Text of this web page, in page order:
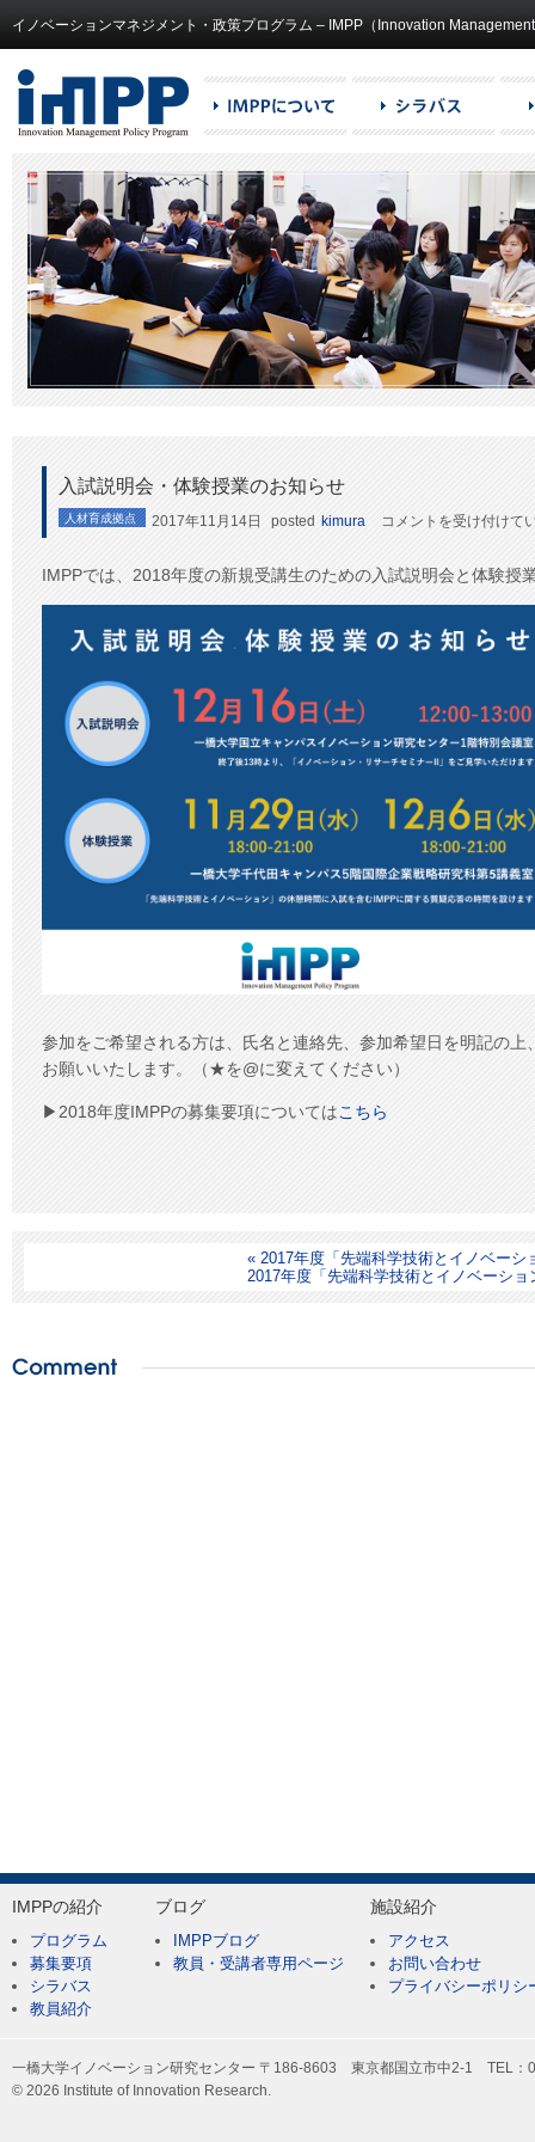
イノベーションマネジメント・政策プログラム – IMPP（Innovation
入試説明会・体験授業のお知らせ
人材育成拠点 2017年11月14日 posted kimura
入
明
会・
験
せ
コメントを受け付けて
IMPPでは、2018年度の新規受講生のための入試説明会と体験授
参加をご希望される方は、氏名と連絡先、参加希望日を明記の
お願いいたします。（★を@に変えてください）
▶︎2018年度IMPPの募集要項についてはこちら
« 2017年度「先端科学技術とイノベー
2017年度「先端科学技術とイノベーシ
IMPPの紹介
プログラム
募集要項
シラバス
教員紹介
ブログ
IMPPブログ
教員・受講者専用ページ
施設紹介
アクセス
お問い合わせ
プライバシーポリシ
一橋大学イノベーション研究センター 〒186-8603 東京都国立市中2-1 TEL：
© 2026 Institute of Innovation Research.